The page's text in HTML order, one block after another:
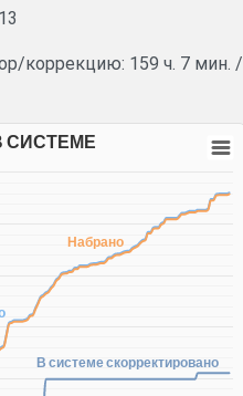
коррекцию: 159 ч. 7 мин. /
Набрано
В системе скорректировано
СИСТЕМЕ